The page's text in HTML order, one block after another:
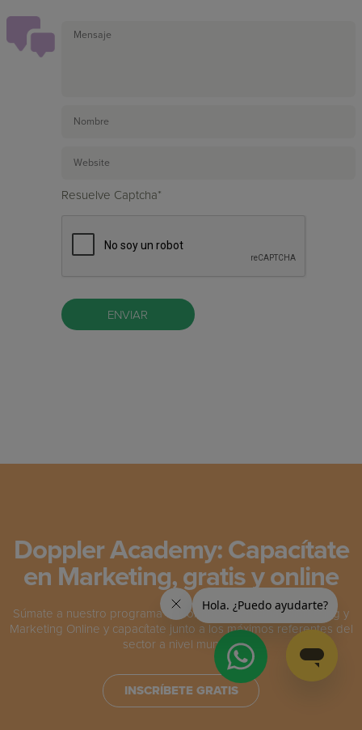
Resuelve Captcha*
Doppler Academy: Capacítate
en Marketing, gratis y online
Súmate a nuestro programa de formación en Email Marketing y
Marketing Online y capacítate junto a los máximos referentes del
sector a nivel mundial.
INSCRÍBETE GRATIS